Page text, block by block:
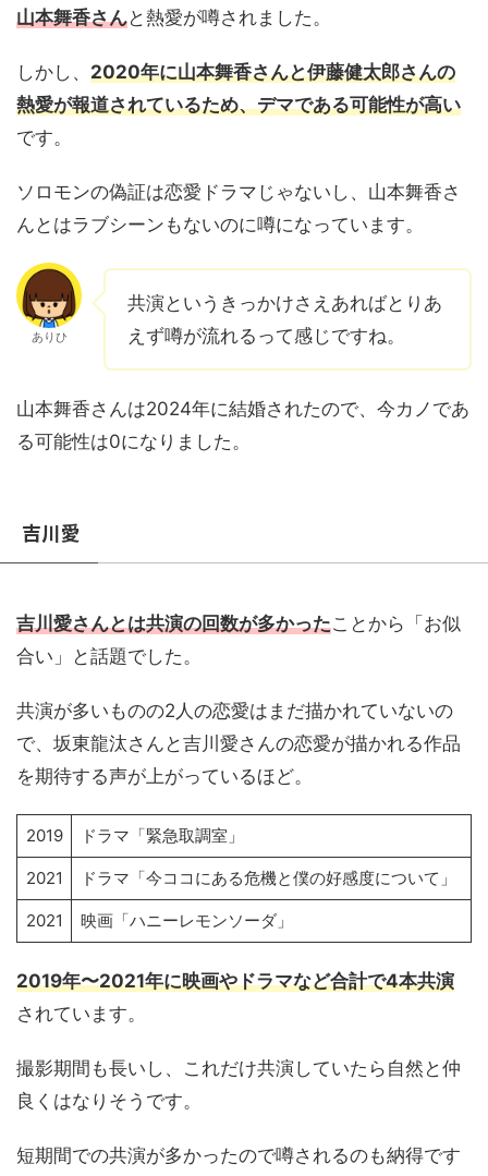
山本舞香さんと熱愛が噂されました。
しかし、 2020年に山本舞香さんと伊藤健太郎さんの
熱愛が報道されているため、デマである可能性が高い
です。
ソロモンの偽証は恋愛ドラマじゃないし、山本舞香さ
んとはラブシーンもないのに噂になっています。
ありひ
共演というきっかけさえあればとりあ
えず噂が流れるって感じですね。
山本舞香さんは2024年に結婚されたので、今カノであ
る可能性は0になりました。
吉川愛
吉川愛さんとは共演の回数が多かったことから「お似
合い」と話題でした。
共演が多いものの2人の恋愛はまだ描かれていないの
で、坂東龍汰さんと吉川愛さんの恋愛が描かれる作品
を期待する声が上がっているほど。
2019 ドラマ「緊急取調室」
2021 ドラマ「今ココにある危機と僕の好感度について」
2021 映画「ハニーレモンソーダ」
2019年〜2021年に映画やドラマなど合計で4本共演
されています。
撮影期間も長いし、これだけ共演していたら自然と仲
良くはなりそうです。
短期間での共演が多かったので噂されるのも納得です